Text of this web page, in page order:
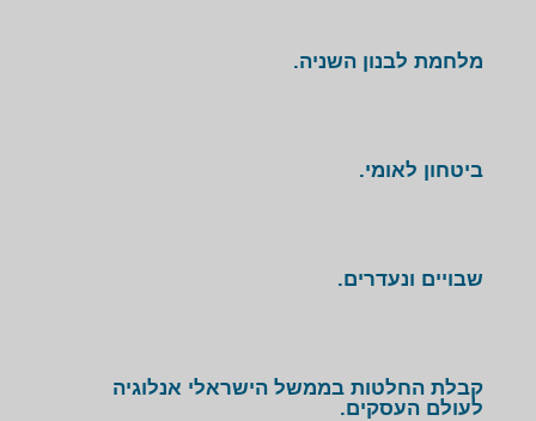
מלחמת לבנון השניה.
ביטחון לאומי.
שבויים ונעדרים.
קבלת החלטות בממשל הישראלי אנלוגיה
לעולם העסקים.